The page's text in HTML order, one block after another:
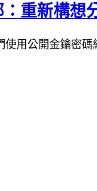
重新構想
使用公開金鑰密